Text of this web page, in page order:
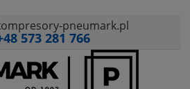
pneumark.pl
573 281 766